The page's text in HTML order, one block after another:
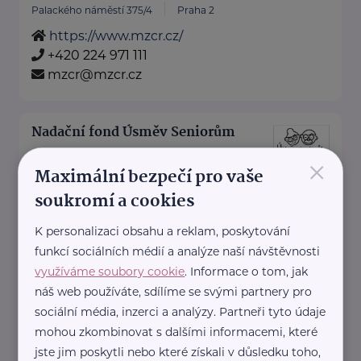
Palackého náměstí 375/4 Praha 2
https://www.mzcr.cz/
+420 224 971 111
mzcr@mzcr.cz
Nadační fond Úsměv Seniorům
Celý projekt a nápad na tento
nadační fond vznikl na základě
vlastní zkušeností.
„Každý si přece ...
https://www.usmevseniorum.cz/
info@usmevseniorum.cz
×
Maximální bezpečí pro vaše
soukromí a cookies
K personalizaci obsahu a reklam, poskytování
funkcí sociálních médií a analýze naší návštěvnosti
využíváme soubory cookie. Informace o tom, jak
náš web používáte, sdílíme se svými partnery pro
sociální média, inzerci a analýzy. Partneři tyto údaje
mohou zkombinovat s dalšími informacemi, které
jste jim poskytli nebo které získali v důsledku toho,